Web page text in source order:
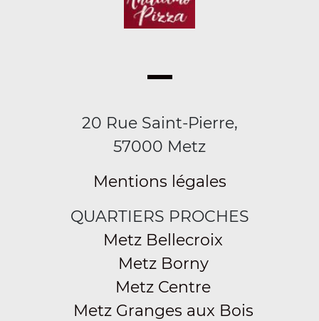
20 Rue Saint-Pierre,
57000 Metz
Mentions légales
QUARTIERS PROCHES
Metz Bellecroix
Metz Borny
Metz Centre
Metz Granges aux Bois